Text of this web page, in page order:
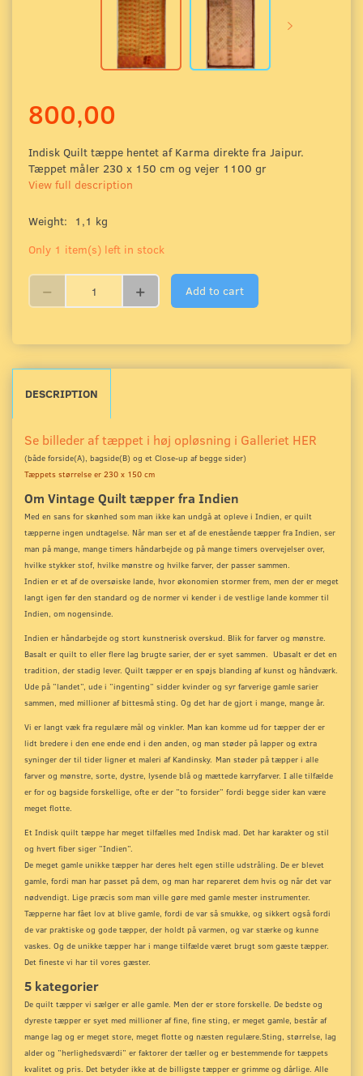
800,00
Indisk Quilt tæppe hentet af Karma direkte fra Jaipur.
Tæppet måler 230 x 150 cm og vejer 1100 gr
View full description
Weight:
1,1 kg
Only 1 item(s) left in stock
Add to cart
DESCRIPTION
Se billeder af tæppet i høj opløsning i Galleriet HER
(både forside(A), bagside(B) og et Close-up af begge sider)
Tæppets størrelse er 230 x 150 cm
Om Vintage Quilt tæpper fra Indien
Med en sans for skønhed som man ikke kan undgå at opleve i Indien, er quilt
tæpperne ingen undtagelse. Når man ser et af de enestående tæpper fra Indien, ser
man på mange, mange timers håndarbejde og på mange timers overvejelser over,
hvilke stykker stof, hvilke mønstre og hvilke farver, der passer sammen.
Indien er et af de oversøiske lande, hvor økonomien stormer frem, men der er meget
langt igen før den standard og de normer vi kender i de vestlige lande kommer til
Indien, om nogensinde.
Indien er håndarbejde og stort kunstnerisk overskud. Blik for farver og mønstre.
Basalt er quilt to eller flere lag brugte sarier, der er syet sammen. Ubasalt er det en
tradition, der stadig lever. Quilt tæpper er en spøjs blanding af kunst og håndværk.
Ude på ”landet”, ude i ”ingenting” sidder kvinder og syr farverige gamle sarier
sammen, med millioner af bittesmå sting. Og det har de gjort i mange, mange år.
Vi er langt væk fra regulære mål og vinkler. Man kan komme ud for tæpper der er
lidt bredere i den ene ende end i den anden, og man støder på lapper og extra
syninger der til tider ligner et maleri af Kandinsky. Man støder på tæpper i alle
farver og mønstre, sorte, dystre, lysende blå og mættede karryfarver. I alle tilfælde
er for og bagside forskellige, ofte er der ”to forsider” fordi begge sider kan være
meget flotte.
Et Indisk quilt tæppe har meget tilfælles med Indisk mad. Det har karakter og stil
og hvert fiber siger ”Indien”.
De meget gamle unikke tæpper har deres helt egen stille udstråling. De er blevet
gamle, fordi man har passet på dem, og man har repareret dem hvis og når det var
nødvendigt. Lige præcis som man ville gøre med gamle mester instrumenter.
Tæpperne har fået lov at blive gamle, fordi de var så smukke, og sikkert også fordi
de var praktiske og gode tæpper, der holdt på varmen, og var stærke og kunne
vaskes. Og de unikke tæpper har i mange tilfælde været brugt som gæste tæpper.
Det fineste vi har til vores gæster.
5 kategorier
De quilt tæpper vi sælger er alle gamle. Men der er store forskelle. De bedste og
dyreste tæpper er syet med millioner af fine, fine sting, er meget gamle, består af
mange lag og er meget store, meget flotte og næsten regulære.Sting, størrelse, lag
alder og ”herlighedsværdi” er faktorer der tæller og er bestemmende for tæppets
kvalitet og pris. Det betyder ikke at de billigste tæpper er grimme og dårlige. Alle